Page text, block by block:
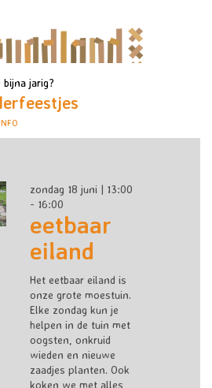
bijna jarig?
zondag 18 juni | 13:00
- 16:00
eetbaar
eiland
Het eetbaar eiland is
onze grote moestuin.
Elke zondag kun je
helpen in de tuin met
oogsten, onkruid
wieden en nieuwe
zaadjes planten. Ook
koken we met alles